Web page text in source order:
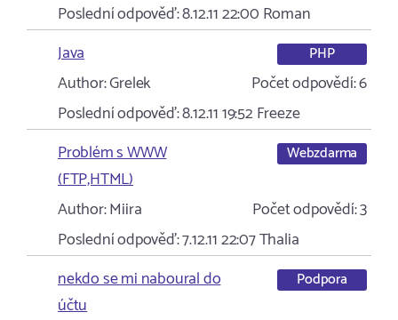
Poslední odpověď:8.12.11 22:00 Roman
Java
PHP
Author:Grelek Počet odpovědí:6
Poslední odpověď:8.12.11 19:52Freeze
Problém s WWW
(FTP,HTML)
Webzdarma
Author:Miira Počet odpovědí:3
Poslední odpověď:7.12.11 22:07Thalia
nekdo se mi naboural do
účtu
Podpora